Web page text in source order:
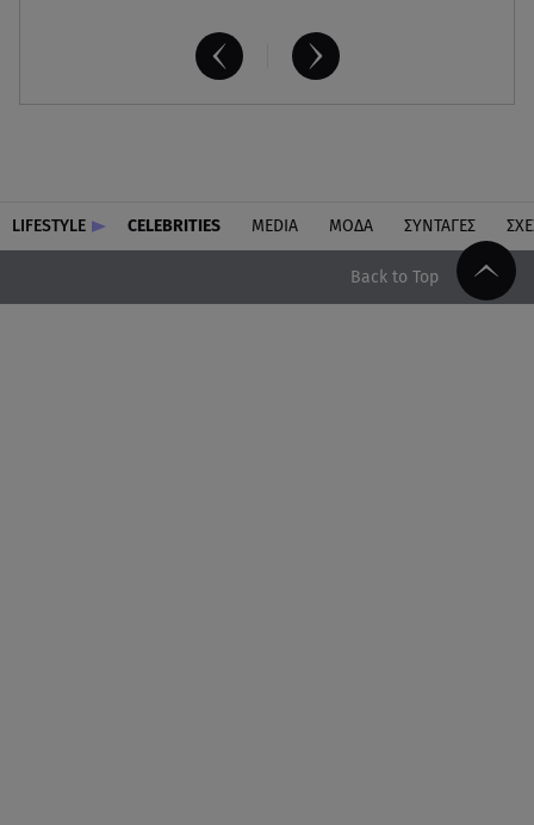
LIFESTYLE CELEBRITIES MEDIA ΜΟΔΑ ΣΥΝΤΑΓΕΣ
Back to Top